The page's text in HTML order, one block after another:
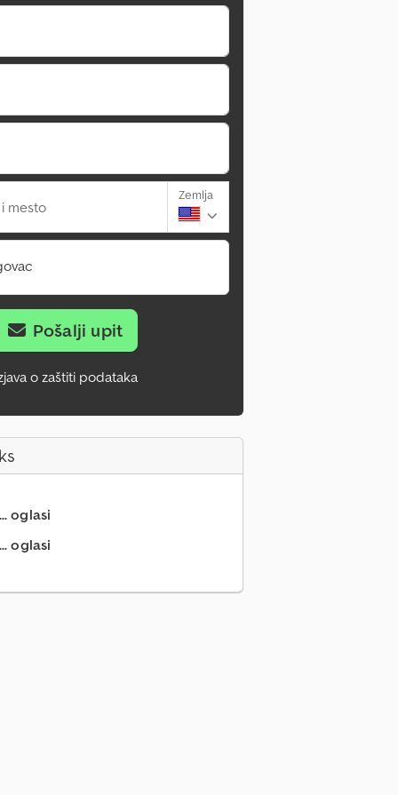
mesto
Zemlja
Pošalji upit
o zaštiti podataka
oglasi
oglasi